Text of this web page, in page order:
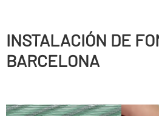
INSTALACIÓN DE
BARCELONA